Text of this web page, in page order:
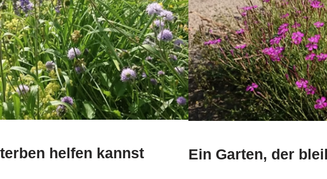
helfen kannst Ein Garten, der